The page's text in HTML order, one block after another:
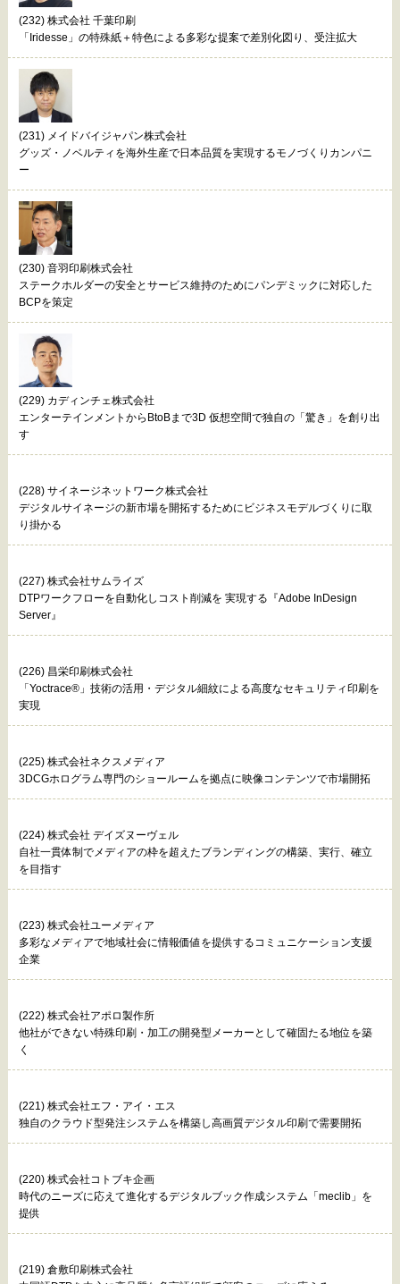
(232) 株式会社 千葉印刷
「Iridesse」の特殊紙＋特色による多彩な提案で差別化図り、受注拡大
(231) メイドバイジャパン株式会社
グッズ・ノベルティを海外生産で日本品質を実現するモノづくりカンパニ
ー
(230) 音羽印刷株式会社
ステークホルダーの安全とサービス維持のためにパンデミックに対応した
BCPを策定
(229) カディンチェ株式会社
エンターテインメントからBtoBまで3D 仮想空間で独自の「驚き」を創り出
す
(228) サイネージネットワーク株式会社
デジタルサイネージの新市場を開拓するためにビジネスモデルづくりに取
り掛かる
(227) 株式会社サムライズ
DTPワークフローを自動化しコスト削減を 実現する『Adobe InDesign
Server』
(226) 昌栄印刷株式会社
「Yoctrace®」技術の活用・デジタル細紋による高度なセキュリティ印刷を
実現
(225) 株式会社ネクスメディア
3DCGホログラム専門のショールームを拠点に映像コンテンツで市場開拓
(224) 株式会社 デイズヌーヴェル
自社一貫体制でメディアの枠を超えたブランディングの構築、実行、確立
を目指す
(223) 株式会社ユーメディア
多彩なメディアで地域社会に情報価値を提供するコミュニケーション支援
企業
(222) 株式会社アポロ製作所
他社ができない特殊印刷・加工の開発型メーカーとして確固たる地位を築
く
(221) 株式会社エフ・アイ・エス
独自のクラウド型発注システムを構築し高画質デジタル印刷で需要開拓
(220) 株式会社コトブキ企画
時代のニーズに応えて進化するデジタルブック作成システム「meclib」を
提供
(219) 倉敷印刷株式会社